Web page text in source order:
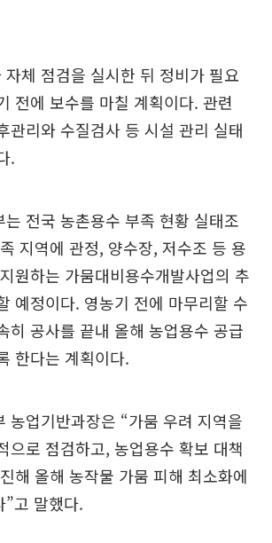
체 점검을 실시한 뒤 정비가 필요
전에 보수를 마칠 계획이다. 관련
관리와 수질검사 등 시설 관리 실태
.
는 전국 농촌용수 부족 현황 실태조
지역에 관정, 양수장, 저수조 등 용
원하는 가뭄대비용수개발사업의 추
예정이다. 영농기 전에 마무리할 수
히 공사를 끝내 올해 농업용수 공급
한다는 계획이다.
농업기반과장은 “가뭄 우려 지역을
으로 점검하고, 농업용수 확보 대책
해 올해 농작물 가뭄 피해 최소화에
”고 말했다.